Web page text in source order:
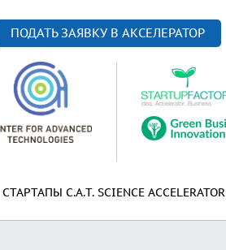
ПОДАТЬ ЗАЯВКУ В АКСЕЛЕРАТОР
СТАРТАПЫ C.A.T. SCIENCE ACCELERATOR